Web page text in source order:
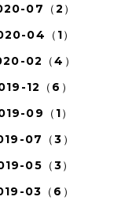
07（2）
04（1）
02（4）
12（6）
09（1）
07（3）
05（3）
03（6）